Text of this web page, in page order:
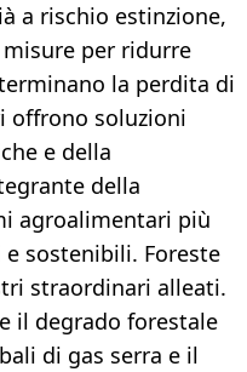
a rischio estinzione,
per ridurre
la perdita di
offrono soluzioni
e della
della
agroalimentari più
sostenibili. Foreste
straordinari alleati.
il degrado forestale
di gas serra e il